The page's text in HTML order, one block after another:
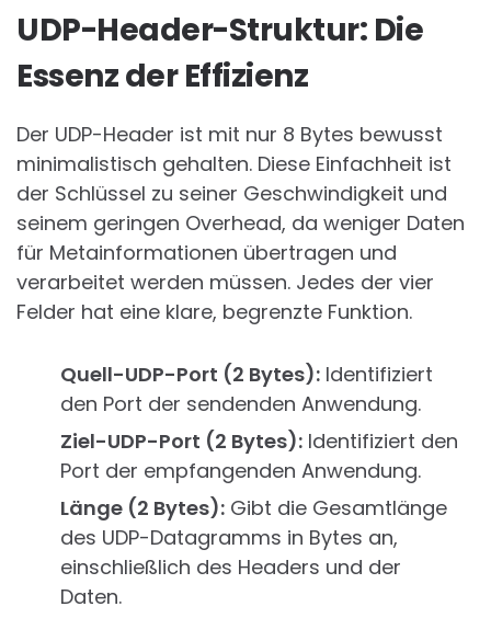
UDP-Header-Struktur: Die
Essenz der Effizienz
Der UDP-Header ist mit nur 8 Bytes bewusst
minimalistisch gehalten. Diese Einfachheit ist
der Schlüssel zu seiner Geschwindigkeit und
seinem geringen Overhead, da weniger Daten
für Metainformationen übertragen und
verarbeitet werden müssen. Jedes der vier
Felder hat eine klare, begrenzte Funktion.
Quell-UDP-Port (2 Bytes): Identifiziert
den Port der sendenden Anwendung.
Ziel-UDP-Port (2 Bytes): Identifiziert den
Port der empfangenden Anwendung.
Länge (2 Bytes): Gibt die Gesamtlänge
des UDP-Datagramms in Bytes an,
einschließlich des Headers und der
Daten.